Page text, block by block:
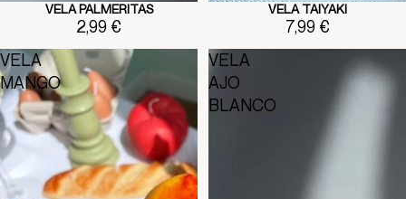
VELA PALMERITAS
2,99 €
VELA TAIYAKI
7,99 €
VELA
MANGO
VELA
AJO
BLANCO